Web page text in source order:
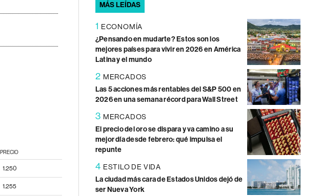
PRECIO
1.250
1.255
MÁS LEÍDAS
1 ECONOMÍA
¿Pensando en mudarte? Estos son los
mejores países para vivir en 2026 en América
Latina y el mundo
2 MERCADOS
Las 5 acciones más rentables del S&P 500 en
2026 en una semana récord para Wall Street
3 MERCADOS
El precio del oro se dispara y va camino a su
mejor día desde febrero: qué impulsa el
repunte
4 ESTILO DE VIDA
La ciudad más cara de Estados Unidos dejó de
ser Nueva York